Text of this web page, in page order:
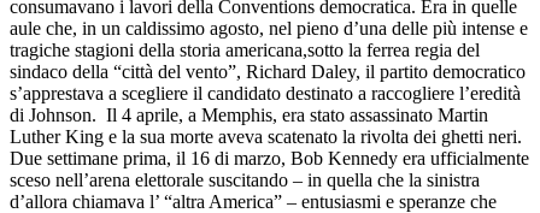
consumavano i lavori della Conventions democratica. Era in quelle
aule che, in un caldissimo agosto, nel pieno d’una delle più intense e
tragiche stagioni della storia americana,sotto la ferrea regia del
sindaco della “città del vento”, Richard Daley, il partito democratico
s’apprestava a scegliere il candidato destinato a raccogliere l’eredità
di Johnson. Il 4 aprile, a Memphis, era stato assassinato Martin
Luther King e la sua morte aveva scatenato la rivolta dei ghetti neri.
Due settimane prima, il 16 di marzo, Bob Kennedy era ufficialmente
sceso nell’arena elettorale suscitando – in quella che la sinistra
d’allora chiamava l’ “altra America” – entusiasmi e speranze che